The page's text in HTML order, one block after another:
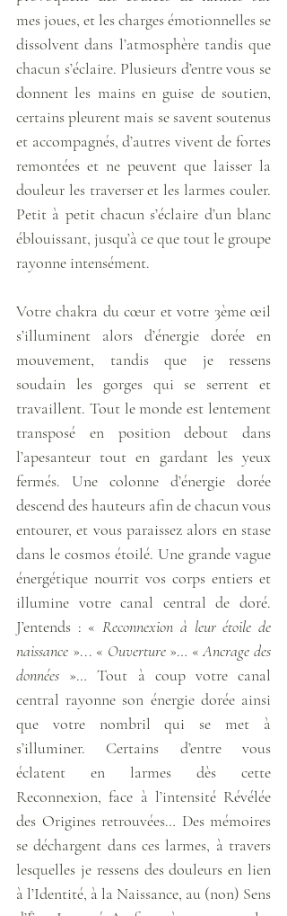
mes joues, et les charges émotionnelles se
dissolvent dans l’atmosphère tandis que
chacun s’éclaire. Plusieurs d’entre vous se
donnent les mains en guise de soutien,
certains pleurent mais se savent soutenus
et accompagnés, d’autres vivent de fortes
remontées et ne peuvent que laisser la
douleur les traverser et les larmes couler.
Petit à petit chacun s’éclaire d’un blanc
éblouissant, jusqu’à ce que tout le groupe
rayonne intensément.
Votre chakra du cœur et votre 3ème œil
s’illuminent alors d’énergie dorée en
mouvement, tandis que je ressens
soudain les gorges qui se serrent et
travaillent. Tout le monde est lentement
transposé en position debout dans
l’apesanteur tout en gardant les yeux
fermés. Une colonne d’énergie dorée
descend des hauteurs afin de chacun vous
entourer, et vous paraissez alors en stase
dans le cosmos étoilé. Une grande vague
énergétique nourrit vos corps entiers et
illumine votre canal central de doré.
J’entends : « Reconnexion à leur étoile de
naissance »... « Ouverture »… « Ancrage des
données »… Tout à coup votre canal
central rayonne son énergie dorée ainsi
que votre nombril qui se met à
s’illuminer. Certains d’entre vous
éclatent en larmes dès cette
Reconnexion, face à l’intensité Révélée
des Origines retrouvées… Des mémoires
se déchargent dans ces larmes, à travers
lesquelles je ressens des douleurs en lien
à l’Identité, à la Naissance, au (non) Sens